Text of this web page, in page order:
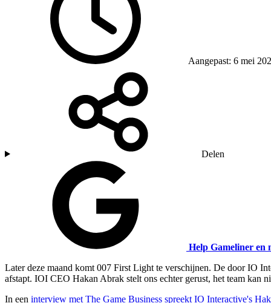
Aangepast: 6 mei
Delen
Help Gameliner en
Later deze maand komt 007 First Light te verschijnen. De door IO
afstapt. IOI CEO Hakan Abrak stelt ons echter gerust, het team kan
In een interview met The Game Business spreekt IO Interactive's